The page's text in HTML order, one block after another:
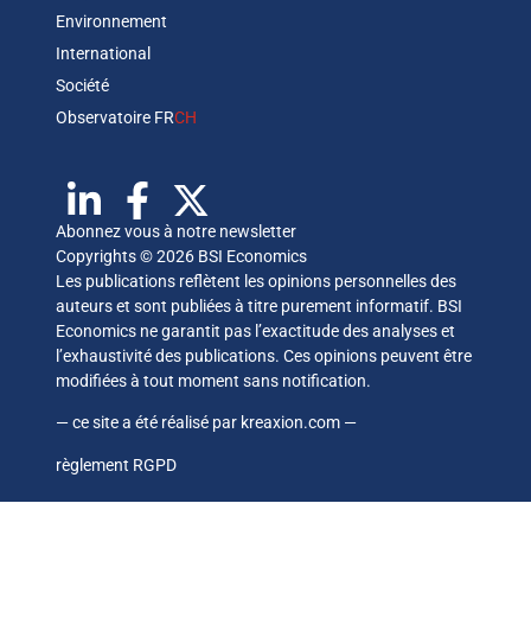
Environnement
International
Société
Observatoire FRCH
Abonnez vous à notre newsletter
Copyrights © 2026 BSI Economics
Les publications reflètent les opinions personnelles des
auteurs et sont publiées à titre purement informatif. BSI
Economics ne garantit pas l’exactitude des analyses et
l’exhaustivité des publications. Ces opinions peuvent être
modifiées à tout moment sans notification.
— ce site a été réalisé par kreaxion.com —
règlement RGPD